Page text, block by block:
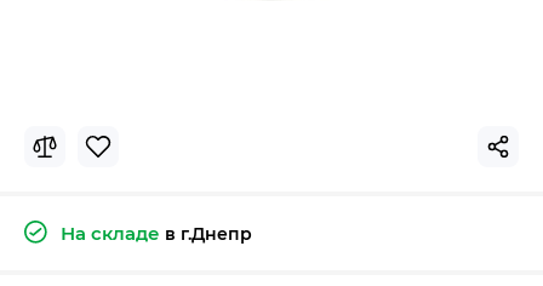
На складе в г.Днепр